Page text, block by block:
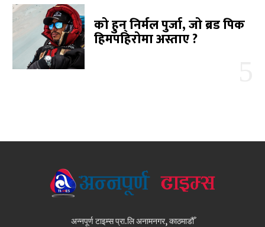
को हुन् निर्मल पुर्जा, जो ब्रड पिक
हिमपहिरोमा अस्ताए ?
अन्नपूर्ण टाइम्स प्रा.लि अनामनगर, काठमाडौँ